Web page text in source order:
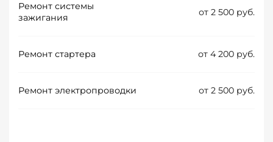
Ремонт системы
зажигания
от 2 500 руб.
Ремонт стартера от 4 200 руб.
Ремонт электропроводки от 2 500 руб.